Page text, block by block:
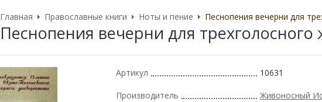
Главная Православные книги Ноты и пение Песнопения вечерни для
Песнопения вечерни для трехголосного
Артикул 10631
Производитель Живоносный